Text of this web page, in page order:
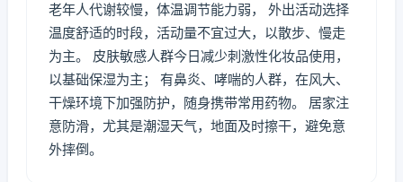
老年人代谢较慢，体温调节能力弱， 外出活动选择
温度舒适的时段，活动量不宜过大，以散步、慢走
为主。 皮肤敏感人群今日减少刺激性化妆品使用，
以基础保湿为主； 有鼻炎、哮喘的人群，在风大、
干燥环境下加强防护，随身携带常用药物。 居家注
意防滑，尤其是潮湿天气，地面及时擦干，避免意
外摔倒。